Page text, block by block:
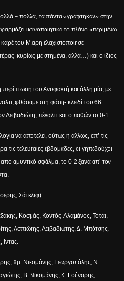
– πολλά, τα πάντα «γράφτηκαν» στην
ικανοποιητικά το πλάνο «περιμένω
του Μίαρη ελαχιστοποίησε
κυρίως με στημένα, αλλά…) και ο ίδιος
του Ανυφαντή και άλλη μία, με
φθάσαμε στη φάση- κλειδί του 66’:
πέναλτι και ο παθών το 0-1.
να αποτελεί, ούτως ή άλλως, απ’ τις
τις τελευταίες εβδομάδες, οι γηπεδούχοι
αμυντικό σφάλμα, το 0-2 ξανά απ’ τον
Σάτκλιφ)
Κοσμάς, Κοντός, Αλαμάνος, Τοτάι,
Ασπιώτης, Λειβαδιώτης, Δ. Μπότσης.
Χρ. Νικομάνης, Γεωργοπάλης, Ν.
Β. Νικομάνης, Κ. Γούναρης,